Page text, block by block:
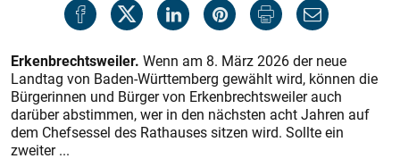
Erkenbrechtsweiler. Wenn am 8. März 2026 der neue
Landtag von Baden-Württemberg gewählt wird, können die
Bürgerinnen und Bürger von Erkenbrechtsweiler auch
darüber abstimmen, wer in den nächsten acht Jahren auf
dem Chefsessel des Rathauses sitzen wird. Sollte ein
zweiter ...